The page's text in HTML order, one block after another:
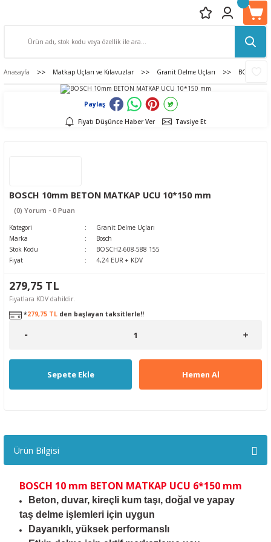
Anasayfa Matkap Uçları ve Kılavuzlar Granit Delme Uçları BOSCH
Paylaş
Fiyatı Düşünce Haber Ver Tavsiye Et
BOSCH 10mm BETON MATKAP UCU 10*150 mm
(0) Yorum - 0 Puan
Kategori
Granit Delme Uçları
Marka
Bosch
Stok Kodu
BOSCH2-608-588 155
Fiyat
4,24 EUR + KDV
279,75 TL
Fiyatlara KDV dahildir.
*279,75 TL den başlayan taksitlerle!!
Sepete Ekle Hemen Al
Ürün Bilgisi
BOSCH 10 mm BETON MATKAP UCU 6*150 mm
Beton, duvar, kireçli kum taşı, doğal ve yapay
taş delme işlemleri için uygun
Dayanıklı, yüksek performanslı